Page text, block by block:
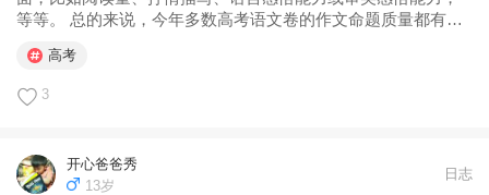
等等。 总的来说，今年多数高考语文卷的作文命题质量都有所
文命题都侧重考察理性思维能力。例如新课标卷要求围绕“山羊
过独木桥”的游戏规则来...
高考
3
开心爸爸秀
13岁
日志